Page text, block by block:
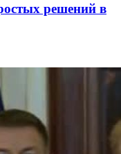
решений в